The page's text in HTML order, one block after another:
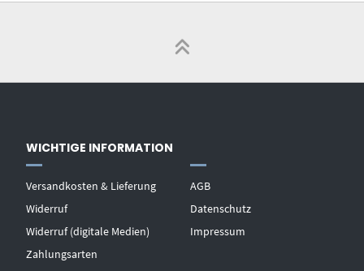
WICHTIGE INFORMATION
Versandkosten & Lieferung
Widerruf
Widerruf (digitale Medien)
Zahlungsarten
AGB
Datenschutz
Impressum